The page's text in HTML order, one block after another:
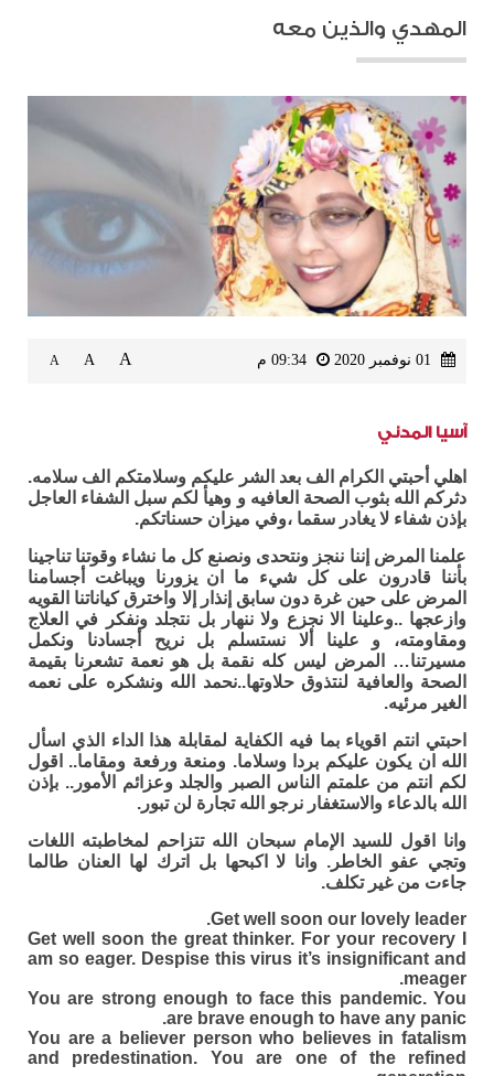
المهدي والذين معه
A
A
A
آسيا المدني
اهلي أحبتي الكرام الف بعد الشر عليكم وسلامتكم الف سلامه.
دثركم الله بثوب الصحة العافيه و وهيأ لكم سبل الشفاء العاجل
بإذن شفاء لا يغادر سقما ،وفي ميزان حسناتكم.
علمنا المرض إننا ننجز ونتحدى ونصنع كل ما نشاء وقوتنا تناجينا
بأننا قادرون على كل شيء ما ان يزورنا ويباغت أجسامنا
المرض على حين غرة دون سابق إنذار إلا واخترق كياناتنا القويه
وازعجها ..وعلينا الا نجزع ولا ننهار بل نتجلد ونفكر في العلاج
ومقاومته، و علينا ألا نستسلم بل نريح أجسادنا ونكمل
مسيرتنا… المرض ليس كله نقمة بل هو نعمة تشعرنا بقيمة
الصحة والعافية لنتذوق حلاوتها..نحمد الله ونشكره على نعمه
الغير مرئيه.
احبتي انتم اقوياء بما فيه الكفاية لمقابلة هذا الداء الذي اسأل
الله ان يكون عليكم بردا وسلاما. ومنعة ورفعة ومقاما.. اقول
لكم انتم من علمتم الناس الصبر والجلد وعزائم الأمور.. بإذن
الله بالدعاء والاستغفار نرجو الله تجارة لن تبور.
وانا اقول للسيد الإمام سبحان الله تتزاحم لمخاطبته اللغات
وتجي عفو الخاطر. وانا لا اكبحها بل اترك لها العنان طالما
جاءت من غير تكلف.
Get well soon our lovely leader.
Get well soon the great thinker. For your recovery I
am so eager. Despise this virus it’s insignificant and
meager.
You are strong enough to face this pandemic. You
are brave enough to have any panic.
You are a believer person who believes in fatalism
and predestination. You are one of the refined